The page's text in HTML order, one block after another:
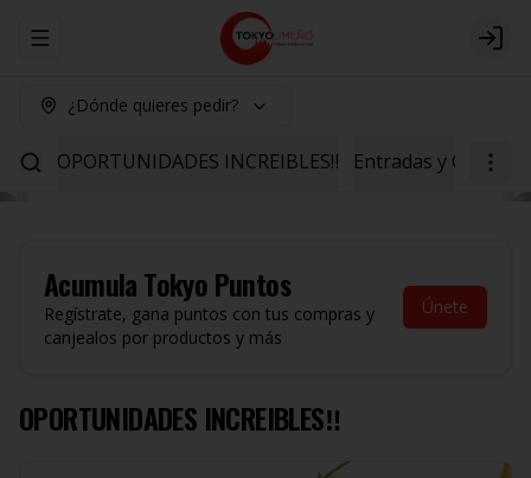
Abrir menu de navegación Login
¿Dónde quieres pedir?
OPORTUNIDADES INCREIBLES‼️ Entradas y
AcumulaTokyo Puntos
Regístrate, gana puntos con tus compras y
canjealos por productos y más
Únete
OPORTUNIDADES INCREIBLES‼️